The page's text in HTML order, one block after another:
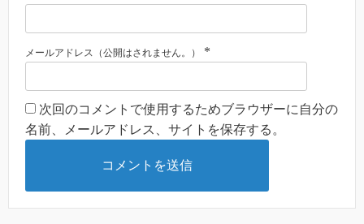
メールアドレス（公開はされません。） *
次回のコメントで使用するためブラウザーに自分の
名前、メールアドレス、サイトを保存する。